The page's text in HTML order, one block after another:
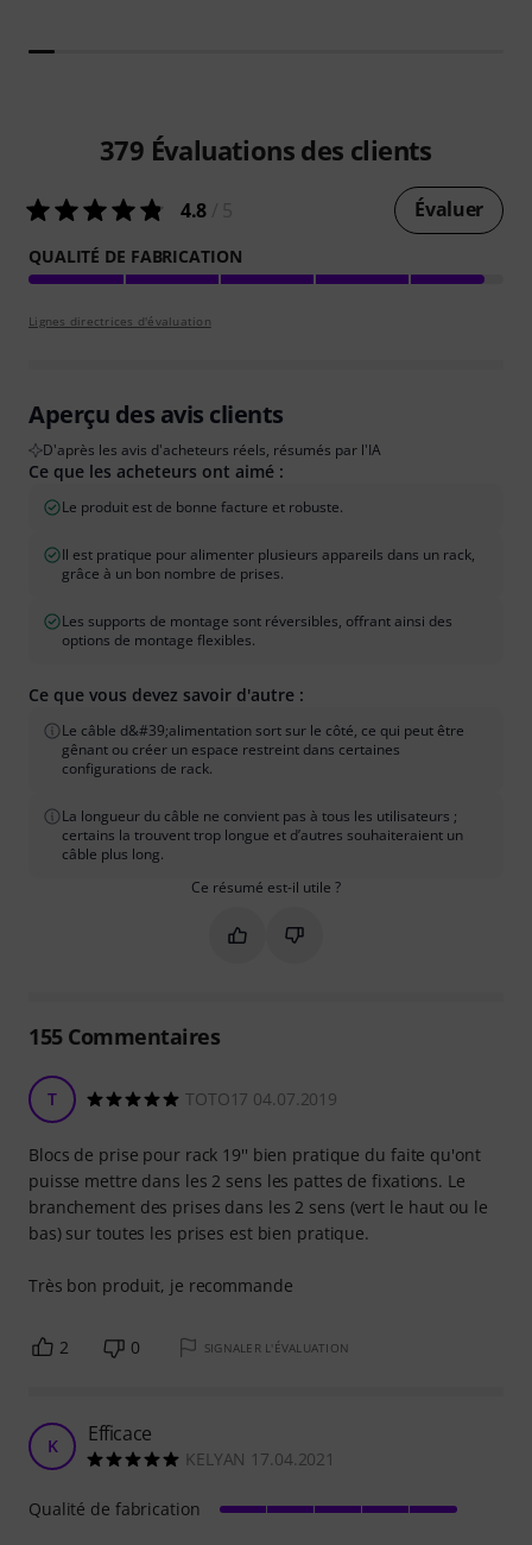
379 Évaluations des clients
4.8 Évaluer
QUALITÉ DE FABRICATION
Lignes directrices d'évaluation
Aperçu des avis clients
D'après les avis d'acheteurs réels, résumés par l'IA
Ce que les acheteurs ont aimé :
Le produit est de bonne facture et robuste.
Il est pratique pour alimenter plusieurs appareils dans un rack,
grâce à un bon nombre de prises.
Les supports de montage sont réversibles, offrant ainsi des
options de montage flexibles.
Ce que vous devez savoir d'autre :
Le câble d&#39;alimentation sort sur le côté, ce qui peut être
gênant ou créer un espace restreint dans certaines
configurations de rack.
La longueur du câble ne convient pas à tous les utilisateurs ;
certains la trouvent trop longue et d’autres souhaiteraient un
câble plus long.
Ce résumé est-il utile ?
Marquer ce résumé comme utile
Marquer ce résumé comme
155Commentaires
T TOTO17 04.07.2019
Blocs de prise pour rack 19'' bien pratique du faite qu'ont
puisse mettre dans les 2 sens les pattes de fixations. Le
branchement des prises dans les 2 sens (vert le haut ou le
bas) sur toutes les prises est bien pratique.
Très bon produit, je recommande
2 0 SIGNALER L'ÉVALUATION
K Efficace
KELYAN 17.04.2021
Qualité de fabrication